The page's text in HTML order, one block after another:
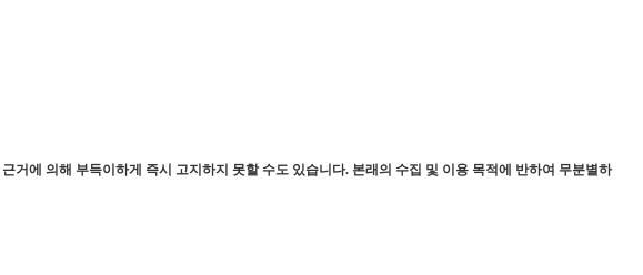
에 의해 부득이하게 즉시 고지하지 못할 수도 있습니다. 본래의 수집 및 이용 목적에 반하여 무분별하